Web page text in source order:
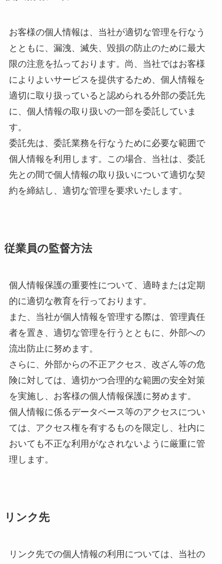
お客様の個人情報は、当社が適切な管理を行なう
とともに、漏洩、滅失、毀損の防止のために最大
限の注意を払っております。尚、当社ではお客様
によりよいサービスを提供するため、個人情報を
適切に取り扱っていると認められる外部の委託先
に、個人情報の取り扱いの一部を委託していま
す。
委託先は、委託業務を行なうために必要な範囲で
個人情報を利用します。この場合、当社は、委託
先との間で個人情報の取り扱いについて適切な契
約を締結し、適切な管理を要求いたします。
従業員の監督方法
個人情報保護の重要性について、適時または定期
的に適切な教育を行っております。
また、当社が個人情報を管理する際は、管理責任
者を置き、適切な管理を行うとともに、外部への
流出防止に努めます。
さらに、外部からの不正アクセス、改ざん等の危
険に対しては、適切かつ合理的な範囲の安全対策
を実施し、お客様の個人情報保護に努めます。
個人情報に係るデータベース等のアクセスについ
ては、アクセス権を有するものを限定し、社内に
おいても不正な利用がなされないように厳重に管
理します。
リンク先
リンク先での個人情報の利用については、当社の